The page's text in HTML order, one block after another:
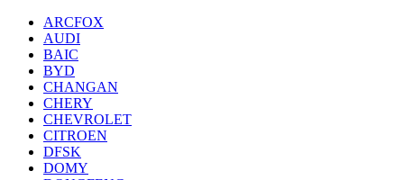
ARCFOX
AUDI
BAIC
BYD
CHANGAN
CHERY
CHEVROLET
CITROEN
DFSK
DOMY